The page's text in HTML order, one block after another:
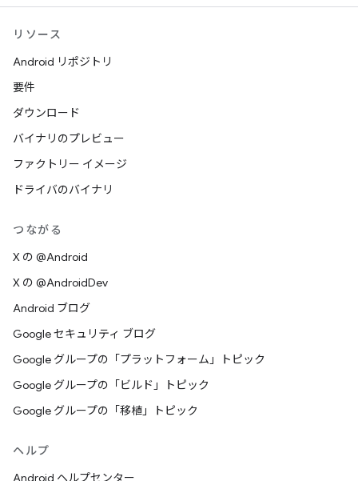
リソース
Android リポジトリ
要件
ダウンロード
バイナリのプレビュー
ファクトリー イメージ
ドライバのバイナリ
つながる
X の @Android
X の @AndroidDev
Android ブログ
Google セキュリティ ブログ
Google グループの「プラットフォーム」トピック
Google グループの「ビルド」トピック
Google グループの「移植」トピック
ヘルプ
Android ヘルプセンター